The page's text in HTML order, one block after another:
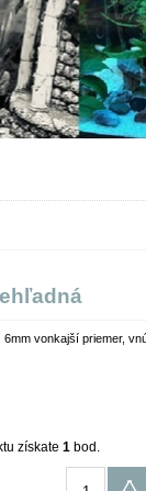
vonkajší priemer,
získate 1 bod.